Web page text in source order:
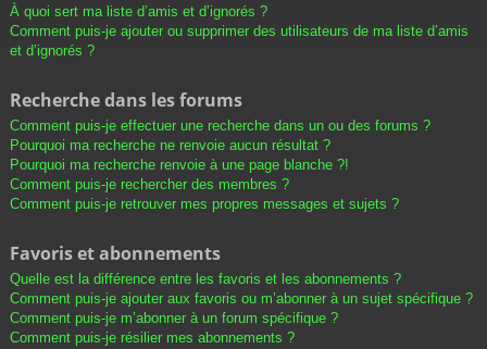
À quoi sert ma liste d’amis et d’ignorés ?
Comment puis-je ajouter ou supprimer des utilisateurs de ma liste d’amis
et d’ignorés ?
Recherche dans les forums
Comment puis-je effectuer une recherche dans un ou des forums ?
Pourquoi ma recherche ne renvoie aucun résultat ?
Pourquoi ma recherche renvoie à une page blanche ?!
Comment puis-je rechercher des membres ?
Comment puis-je retrouver mes propres messages et sujets ?
Favoris et abonnements
Quelle est la différence entre les favoris et les abonnements ?
Comment puis-je ajouter aux favoris ou m’abonner à un sujet spécifique ?
Comment puis-je m’abonner à un forum spécifique ?
Comment puis-je résilier mes abonnements ?